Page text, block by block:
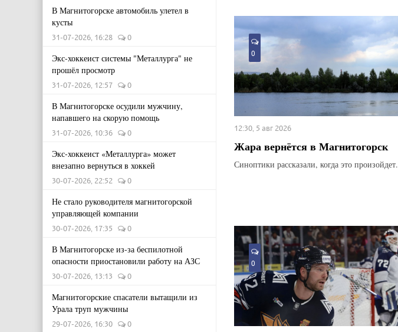
В Магнитогорске автомобиль улетел в
кусты
31-07-2026, 16:28 0
Экс-хоккеист системы "Металлурга" не
прошёл просмотр
31-07-2026, 12:57 0
В Магнитогорске осудили мужчину,
напавшего на скорую помощь
31-07-2026, 10:36 0
Экс-хоккеист «Металлурга» может
внезапно вернуться в хоккей
30-07-2026, 22:52 0
Не стало руководителя магнитогорской
управляющей компании
30-07-2026, 17:35 0
В Магнитогорске из-за беспилотной
опасности приостановили работу на АЗС
30-07-2026, 13:13 0
Магнитогорские спасатели вытащили из
Урала труп мужчины
29-07-2026, 16:30 0
0
12:30, 5 авг 2026
Жара вернётся в Магнитогорск
Синоптики рассказали, когда это произойдет.
0